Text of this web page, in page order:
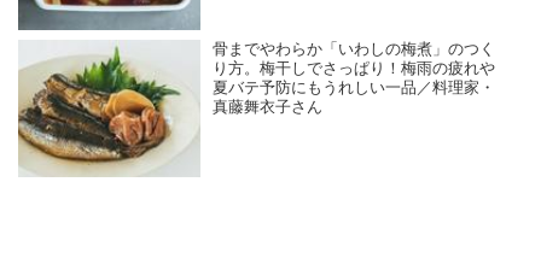
骨までやわらか「いわしの梅煮」のつく
り方。梅干しでさっぱり！梅雨の疲れや
夏バテ予防にもうれしい一品／料理家・
真藤舞衣子さん